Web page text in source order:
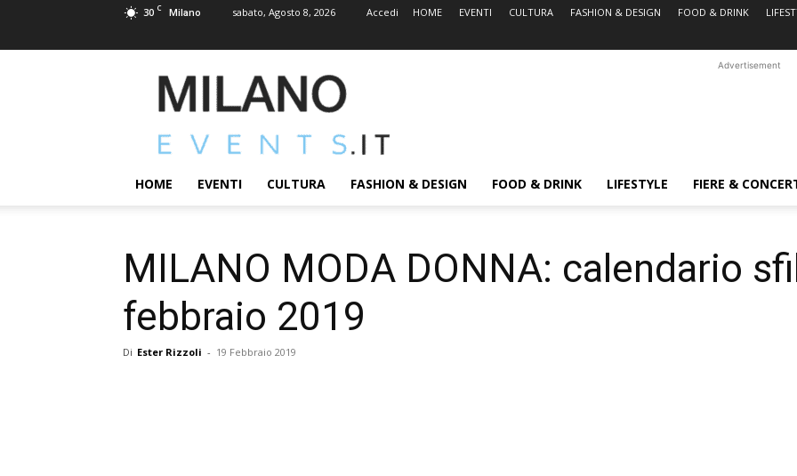
30 C Milano sabato, Agosto 8, 2026 Accedi HOME EVENTI CULTURA FASHION & DESIGN FOOD & DRINK
MILANOEVENTS.IT
|
2.0
ed
Eventi
Advertisement
HOME EVENTI CULTURA FASHION & DESIGN FOOD & DRINK LIFESTYLE FIERE &
MILANO MODA DONNA: calendario
febbraio 2019
Di Ester Rizzoli - 19 Febbraio 2019